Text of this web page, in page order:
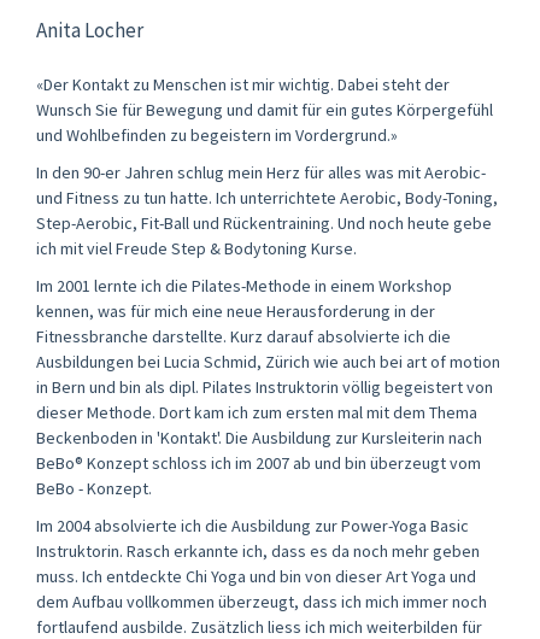
Anita Locher
«Der Kontakt zu Menschen ist mir wichtig. Dabei steht der
Wunsch Sie für Bewegung und damit für ein gutes Körpergefühl
und Wohlbefinden zu begeistern im Vordergrund.»
In den 90-er Jahren schlug mein Herz für alles was mit Aerobic-
und Fitness zu tun hatte. Ich unterrichtete Aerobic, Body-Toning,
Step-Aerobic, Fit-Ball und Rückentraining. Und noch heute gebe
ich mit viel Freude Step & Bodytoning Kurse.
Im 2001 lernte ich die Pilates-Methode in einem Workshop
kennen, was für mich eine neue Herausforderung in der
Fitnessbranche darstellte. Kurz darauf absolvierte ich die
Ausbildungen bei Lucia Schmid, Zürich wie auch bei art of motion
in Bern und bin als dipl. Pilates Instruktorin völlig begeistert von
dieser Methode. Dort kam ich zum ersten mal mit dem Thema
Beckenboden in 'Kontakt'. Die Ausbildung zur Kursleiterin nach
BeBo® Konzept schloss ich im 2007 ab und bin überzeugt vom
BeBo - Konzept.
Im 2004 absolvierte ich die Ausbildung zur Power-Yoga Basic
Instruktorin. Rasch erkannte ich, dass es da noch mehr geben
muss. Ich entdeckte Chi Yoga und bin von dieser Art Yoga und
dem Aufbau vollkommen überzeugt, dass ich mich immer noch
fortlaufend ausbilde. Zusätzlich liess ich mich weiterbilden für